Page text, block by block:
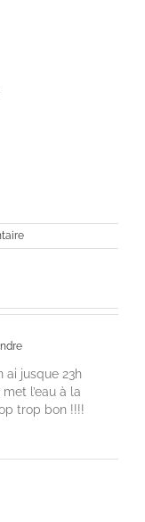
ai jusque 23h
l’eau à la
trop bon !!!!